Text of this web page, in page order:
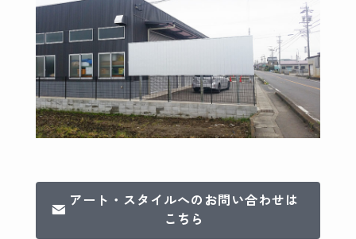
アート・スタイルへのお問い合わせは
こちら